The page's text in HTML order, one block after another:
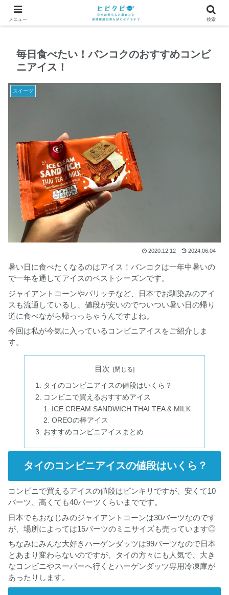
毎日食べたい！バンコクのおすすめコンビ
ニアイス！
スイーツ
2020.12.12 2024.06.04
暑い日に食べたくなるのはアイス！バンコクは一年中暑いの
で一年を通してアイスのベストシーズンです。
ジャイアントコーンやパリッテなど、日本でお馴染みのアイ
スも流通しているし、値段が安いのでついつい暑い日の帰り
道に食べながら帰っっちゃうんですよね。
今回は私が今気に入っているコンビニアイスをご紹介しま
す。
目次
タイのコンビニアイスの値段はいくら？
コンビニで買えるおすすめアイス
ICE CREAM SANDWICH THAI TEA & MILK
OREOの棒アイス
おすすめコンビニアイスまとめ
タイのコンビニアイスの値段はいくら？
コンビニで買えるアイスの値段はピンキリですが、安くて10
バーツ、高くても40バーツくらいまでです。
日本でもおなじみのジャイアントコーンは30バーツなのです
が、場所によっては15バーツのミニサイズも売っています◎
ちなみにみんな大好きハーゲンダッツは99バーツなので日本
とあまり変わらないのですが、タイの方々にも人気で、大き
なコンビニやスーパーへ行くとハーゲンダッツ専用冷凍庫が
あったりします。
メニュー 検索